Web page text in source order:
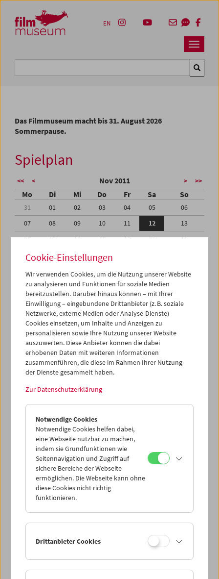
Zum Inhalt
Zum Hauptmenü
Zur Servicenavigation
Zum Suche
Navbar
EN
Das Filmmuseum macht bis 31. August 2026
Sommerpause.
Spielplan
<< < Nov 2011 > >>
Mo Di Mi Do Fr Sa So
31 01 02 03 04 05
06
07
08 09 10 11 12
13
14
15 16 17 18 19
20
21
22 23 24
28
30 02
04
05
06 07 08 09 10
iCalender
Programmheft-PDF
English language or subtitles
< Vorherige Woche
Mo 7.11.
Di 8.11.
Mi 9.11.
Do 10.11.
Sa 12.11.
Cookie-Einstellungen
Wir verwenden Cookies, um die Nutzung unserer Website
zu analysieren und Funktionen für soziale Medien
bereitzustellen. Darüber hinaus können – mit Ihrer
Einwilligung – eingebundene Drittanbieter (z. B. soziale
Netzwerke, externe Medien oder Analyse-Dienste)
Cookies einsetzen, um Inhalte und Anzeigen zu
personalisieren sowie Ihre Nutzung unserer Website
auszuwerten. Diese Anbieter können die dabei
erhobenen Daten mit weiteren Informationen
zusammenführen, die diese im Rahmen Ihrer Nutzung
der Dienste gesammelt haben.
Zur Datenschutzerklärung
Notwendige Cookies
Notwendige Cookies helfen dabei,
eine Webseite nutzbar zu machen,
indem sie Grundfunktionen wie
Seitennavigation und Zugriff auf
sichere Bereiche der Webseite
ermöglichen. Die Webseite kann ohne
diese Cookies nicht richtig
funktionieren.
Drittanbieter Cookies